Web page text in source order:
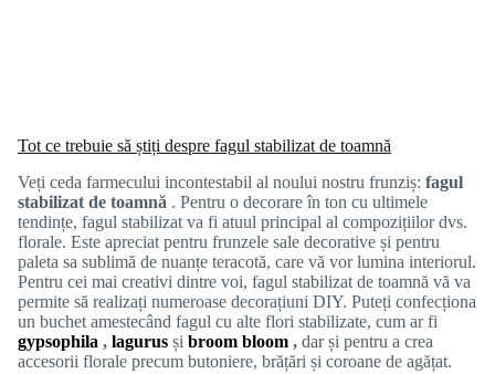
Tot ce trebuie să știți despre fagul stabilizat de toamnă
Veți ceda farmecului incontestabil al noului nostru frunziș: fagul
stabilizat de toamnă . Pentru o decorare în ton cu ultimele
tendințe, fagul stabilizat va fi atuul principal al compozițiilor dvs.
florale. Este apreciat pentru frunzele sale decorative și pentru
paleta sa sublimă de nuanțe teracotă, care vă vor lumina interiorul.
Pentru cei mai creativi dintre voi, fagul stabilizat de toamnă vă va
permite să realizați numeroase decorațiuni DIY. Puteți confecționa
un buchet amestecând fagul cu alte flori stabilizate, cum ar fi
gypsophila , lagurus și broom bloom , dar și pentru a crea
accesorii florale precum butoniere, brățări și coroane de agățat.